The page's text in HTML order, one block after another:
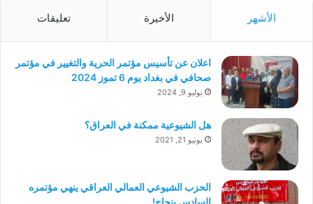
الأشهر الأخيرة تعليقات
اعلان عن تأسيس مؤتمر الحرية والتغيير في مؤتمر
صحافي في بغداد يوم 6 تموز 2024
يوليو 9, 2024
هل الشيوعية ممكنة في العراق؟
يونيو 21, 2021
الحزب الشيوعي العمالي العراقي ينهي مؤتمره
السادس بنجاح!